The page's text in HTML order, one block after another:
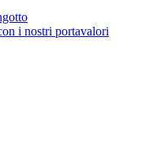
i nostri portavalori